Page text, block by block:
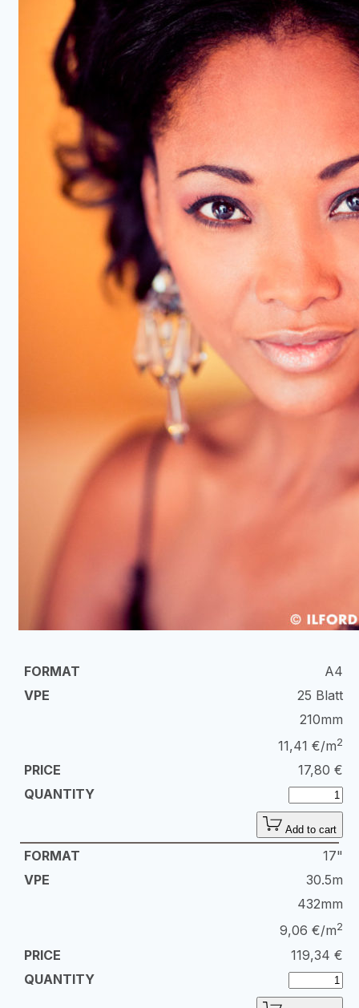
A4
25 Blatt
210mm
11,41 €/m2
17,80 €
Add to cart
17"
30.5m
432mm
9,06 €/m2
119,34 €